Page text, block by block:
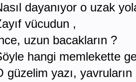
dayanıyor o uzak
vücudun ,
uzun bacakların ?
hangi memlekette
güzelim yazı, yavruların